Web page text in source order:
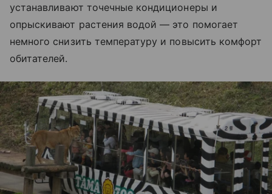
устанавливают точечные кондиционеры и
опрыскивают растения водой — это помогает
немного снизить температуру и повысить комфорт
обитателей.